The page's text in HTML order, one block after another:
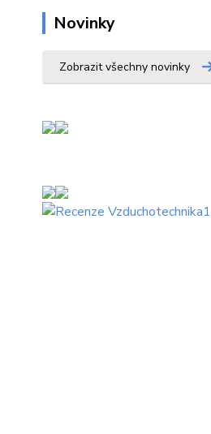
Novinky
Zobrazit všechny novinky